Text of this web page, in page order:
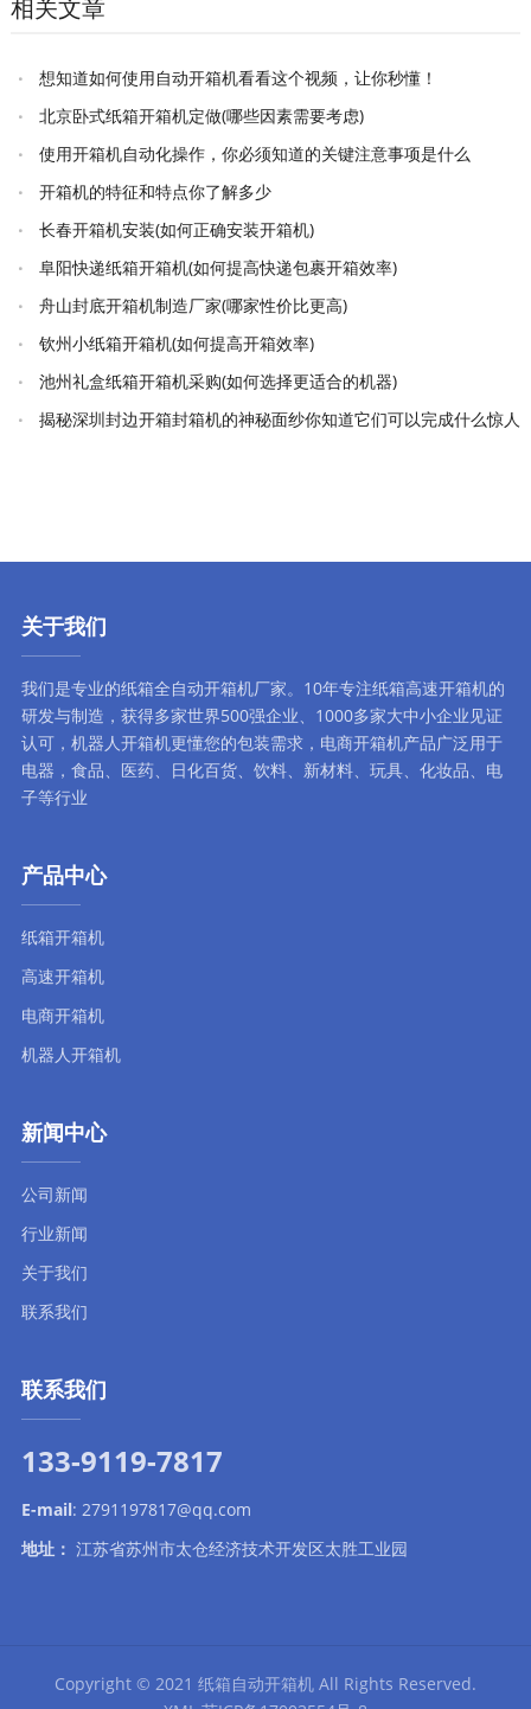
相关文章
想知道如何使用自动开箱机看看这个视频，让你秒懂！
北京卧式纸箱开箱机定做(哪些因素需要考虑)
使用开箱机自动化操作，你必须知道的关键注意事项是什么
开箱机的特征和特点你了解多少
长春开箱机安装(如何正确安装开箱机)
阜阳快递纸箱开箱机(如何提高快递包裹开箱效率)
舟山封底开箱机制造厂家(哪家性价比更高)
钦州小纸箱开箱机(如何提高开箱效率)
池州礼盒纸箱开箱机采购(如何选择更适合的机器)
揭秘深圳封边开箱封箱机的神秘面纱你知道它们可以完成什么惊人
关于我们
我们是专业的纸箱全自动开箱机厂家。10年专注纸箱高速开箱机的
研发与制造，获得多家世界500强企业、1000多家大中小企业见证
认可， 机器人开箱机更懂您的包装需求， 电商开箱机产品广泛用于
电器，食品、医药、日化百货、饮料、新材料、玩具、化妆品、电
子等行业
产品中心
纸箱开箱机
高速开箱机
电商开箱机
机器人开箱机
新闻中心
公司新闻
行业新闻
关于我们
联系我们
联系我们
133-9119-7817
E-mail: 2791197817@qq.com
地址： 江苏省苏州市太仓经济技术开发区太胜工业园
Copyright © 2021 纸箱自动开箱机All Rights Reserved.